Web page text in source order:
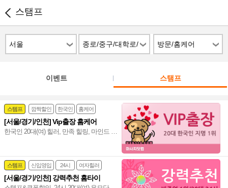
스탬프
서울
종로/중구/대학로/
명동/용산
방문/홈케어
이벤트 스탬프
스템프 깜짝할인 한국인 홈케어
[서울/경기/인천] Vip출장 홈케어
한국인 20대(여) 힐러, 만족 힐링, 마인드 좋
케어~❤️
스템프 신입영입 24시 여자힐러
감성전문
[서울/경기/인천] 강력추천 홈타이